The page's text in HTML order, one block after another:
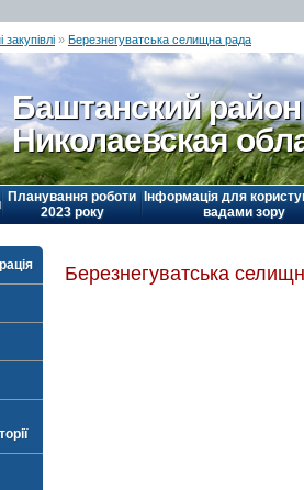
» Березнегуватська селищна рада
Баштанский район
Николаевская
Планування роботи
2023 року
Інформація для
вадами зору
Березнегуватська